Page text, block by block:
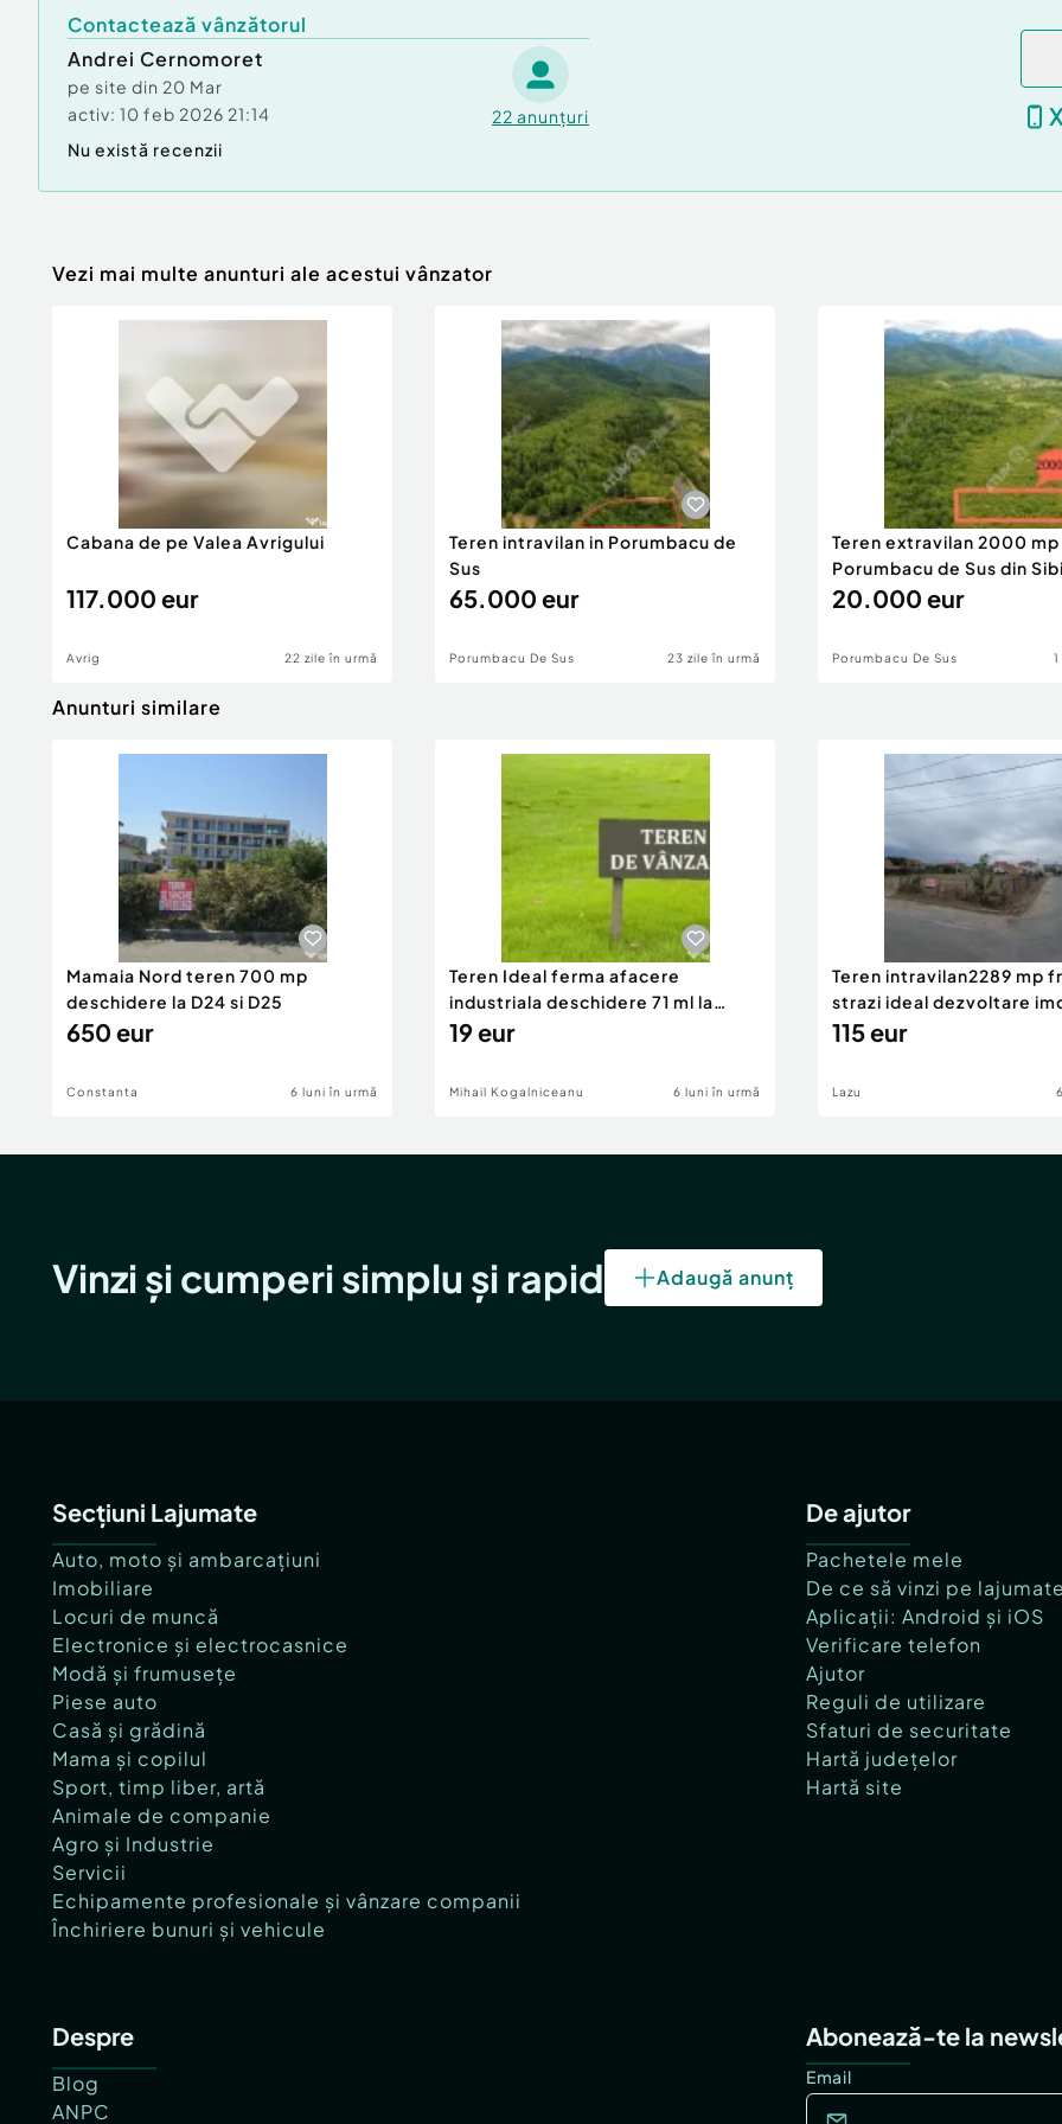
Contactează vânzătorul
Andrei Cernomoret
pe site din 20 Mar
activ: 10 feb 2026 21:14 22 anunțuri
Nu există recenzii
Vezi mai multe anunturi ale acestui vânzator
Cabana de pe Valea Avrigului
117.000 eur
Avrig 22 zile în urmă
Teren intravilan in Porumbacu de
Sus
65.000 eur
Porumbacu De Sus 23 zile în urmă
Teren extravilan 2000 mp
Porumbacu de Sus din
20.000 eur
Porumbacu De Sus
Anunturi similare
Mamaia Nord teren 700 mp
deschidere la D24 si D25
650 eur
Constanta 6 luni în urmă
Teren Ideal ferma afacere
industriala deschidere 71 ml la
DN2A
19 eur
Mihail Kogalniceanu 6 luni în urmă
Teren intravilan2289 mp
strazi ideal dezvoltare
115 eur
Lazu
Vinzi și cumperi simplu și rapid Adaugă anunț
Secțiuni Lajumate
Auto, moto și ambarcațiuni
Imobiliare
Locuri de muncă
Electronice și electrocasnice
Modă și frumusețe
Piese auto
Casă și grădină
Mama și copilul
Sport, timp liber, artă
Animale de companie
Agro și Industrie
Servicii
Echipamente profesionale și vânzare companii
Închiriere bunuri și vehicule
De ajutor
Pachetele mele
De ce să vinzi pe
Aplicații: Android și iOS
Verificare telefon
Ajutor
Reguli de utilizare
Sfaturi de securitate
Hartă județelor
Hartă site
Despre
Blog
ANPC
Abonează-te la
Email